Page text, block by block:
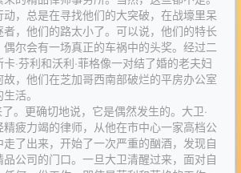
，总是在寻找他们的大突破，在战壕里呆
，他们的路太小了。可以说，他们的特长
尔会有一场真正的车祸中的头奖。经过二
·芬利和沃利·菲格像一对结了婚的老夫妇
，他们在芝加哥西南部破烂的平房办公室
活。
更确切地说，它是偶然发生的。大卫·
疲力竭的律师，从他在市中心一家高档公
了出来，开始了一次严重的酗酒，发现自
公司的门口。一旦大卫清醒过来，面对自